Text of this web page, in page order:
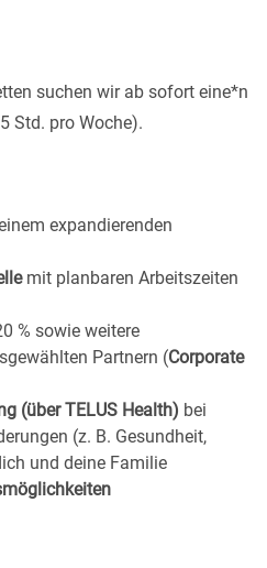
suchen wir ab sofort eine*n
Std. pro Woche).
expandierenden
mit planbaren Arbeitszeiten
% sowie weitere
Partnern (Corporate
(über TELUS Health) bei
(z. B. Gesundheit,
und deine Familie